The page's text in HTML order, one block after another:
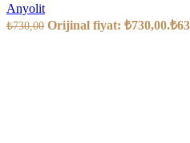
Anyolit
₺730,00 Orijinal fiyat: ₺730,00.₺